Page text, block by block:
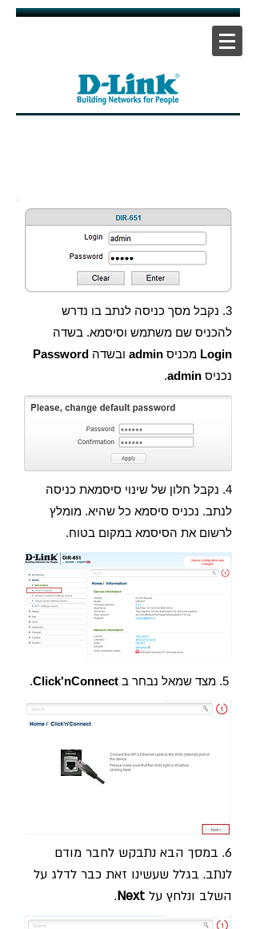
אתר ראשי
3. נקבל מסך כניסה לנתב בו נדרש
להכניס שם משתמש וסיסמא. בשדה
Login מכניס admin ובשדה Password
נכניס admin
.
4. נקבל חלון של שינוי סיסמאת כניסה
לנתב. נכניס סיסמא כל שהיא. מומלץ
לרשום את הסיסמא במקום בטוח.
5. מצד שמאל נבחר ב Click'nConnect
.
6. במסך הבא נתבקש לחבר מודם
לנתב. בגלל שעשינו זאת כבר לדלג על
השלב ונלחץ עלNext
.